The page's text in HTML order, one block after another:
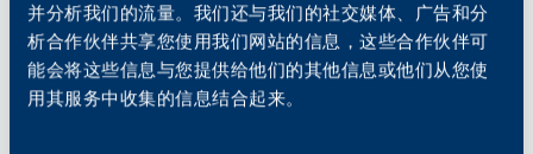
并分析我们的流量。我们还与我们的社交媒体、广告和分
析合作伙伴共享您使用我们网站的信息，这些合作伙伴可
能会将这些信息与您提供给他们的其他信息或他们从您使
用其服务中收集的信息结合起来。
60 至 256 克/平方米
标准字体